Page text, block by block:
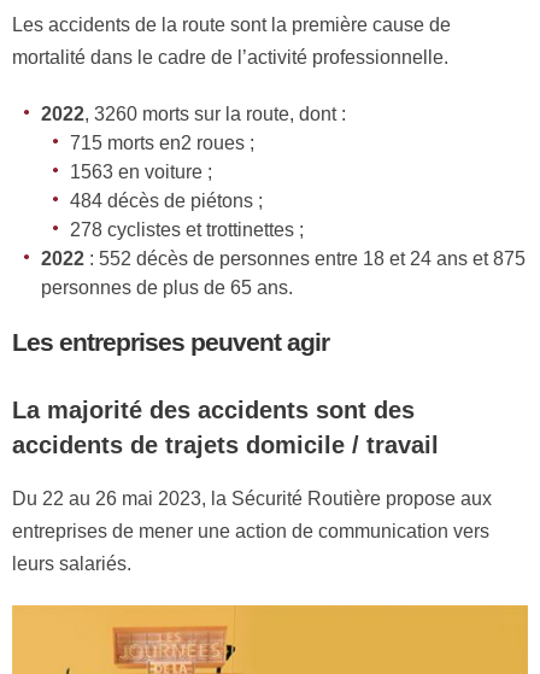
Les accidents de la route sont la première cause de
mortalité dans le cadre de l’activité professionnelle.
2022, 3260 morts sur la route, dont :
715 morts en2 roues ;
1563 en voiture ;
484 décès de piétons ;
278 cyclistes et trottinettes ;
2022 : 552 décès de personnes entre 18 et 24 ans et 875
personnes de plus de 65 ans.
Les entreprises peuvent agir
La majorité des accidents sont des
accidents de trajets domicile / travail
Du 22 au 26 mai 2023, la Sécurité Routière propose aux
entreprises de mener une action de communication vers
leurs salariés.